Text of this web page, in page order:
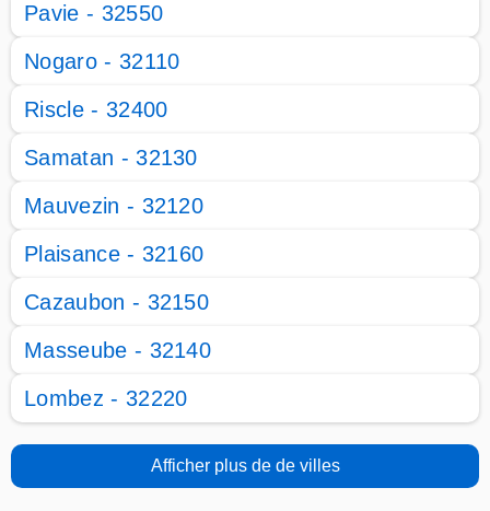
Pavie - 32550
Nogaro - 32110
Riscle - 32400
Samatan - 32130
Mauvezin - 32120
Plaisance - 32160
Cazaubon - 32150
Masseube - 32140
Lombez - 32220
Afficher plus de de villes